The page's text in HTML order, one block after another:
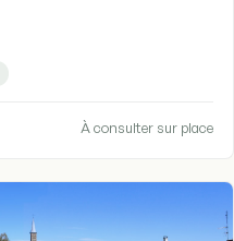
À consulter sur place